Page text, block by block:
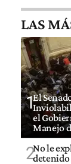
LAS
1El
el
Manejo
2No le
detenido